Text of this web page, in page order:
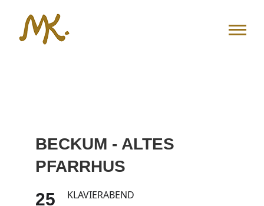
springen
BECKUM - ALTES
PFARRHUS
25 KLAVIERABEND